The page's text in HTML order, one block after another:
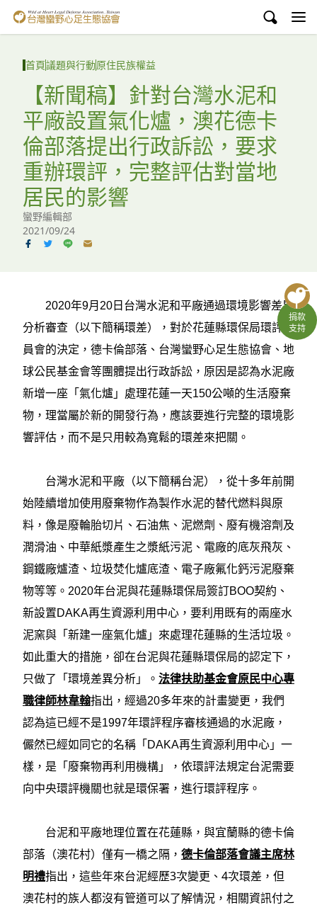
台灣蠻野心足生態協會
議題與行動
環境教育
白海豚媽祖宮
支持蠻野
English
臉書
捐款
支持
首頁議題與行動原住民族權益
【新聞稿】針對台灣水泥和
平廠設置氣化爐，澳花德卡
倫部落提出行政訴訟，要求
重辦環評，完整評估對當地
居民的影響
蠻野編輯部
2021/09/24
2020年9月20日台灣水泥和平廠通過環境影響差異
分析審查（以下簡稱環差），對於花蓮縣環保局環評委
員會的決定，德卡倫部落、台灣蠻野心足生態協會、地
球公民基金會等團體提出行政訴訟，原因是認為水泥廠
新增一座「氣化爐」處理花蓮一天150公噸的生活廢棄
物，理當屬於新的開發行為，應該要進行完整的環境影
響評估，而不是只用較為寬鬆的環差來把關。
台灣水泥和平廠（以下簡稱台泥），從十多年前開
始陸續增加使用廢棄物作為製作水泥的替代燃料與原
料，像是廢輪胎切片、石油焦、泥燃劑、廢有機溶劑及
潤滑油、中華紙漿產生之漿紙污泥、電廠的底灰飛灰、
鋼鐵廠爐渣、垃圾焚化爐底渣、電子廠氟化鈣污泥廢棄
物等等。2020年台泥與花蓮縣環保局簽訂BOO契約、
新設置DAKA再生資源利用中心，要利用既有的兩座水
泥窯與「新建一座氣化爐」來處理花蓮縣的生活垃圾。
如此重大的措施，卻在台泥與花蓮縣環保局的認定下，
只做了「環境差異分析」。 法律扶助基金會原民中心專
職律師林韋翰指出，經過20多年來的計畫變更，我們
認為這已經不是1997年環評程序審核通過的水泥廠，
儼然已經如同它的名稱「DAKA再生資源利用中心」一
樣，是「廢棄物再利用機構」，依環評法規定台泥需要
向中央環評機關也就是環保署，進行環評程序。
台泥和平廠地理位置在花蓮縣，與宜蘭縣的德卡倫
部落（澳花村）僅有一橋之隔， 德卡倫部落會議主席林
明禮指出，這些年來台泥經歷3次變更、4次環差， 但
澳花村的族人都沒有管道可以了解情況，相關資訊付之